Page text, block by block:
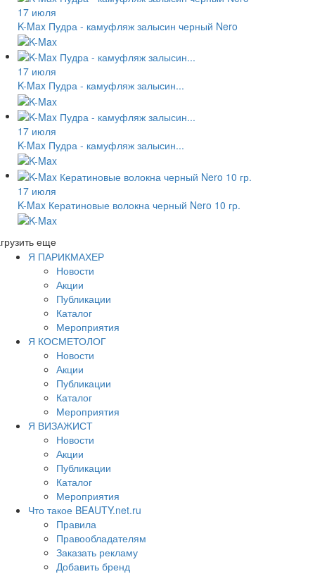
17 июля
K-Max Пудра - камуфляж залысин черный Nero
17 июля
K-Max Пудра - камуфляж залысин...
17 июля
K-Max Пудра - камуфляж залысин...
17 июля
K-Max Кератиновые волокна черный Nero 10 гр.
еще
Я ПАРИКМАХЕР
Новости
Акции
Публикации
Каталог
Мероприятия
Я КОСМЕТОЛОГ
Новости
Акции
Публикации
Каталог
Мероприятия
Я ВИЗАЖИСТ
Новости
Акции
Публикации
Каталог
Мероприятия
Что такое BEAUTY.net.ru
Правила
Правообладателям
Заказать рекламу
Добавить бренд